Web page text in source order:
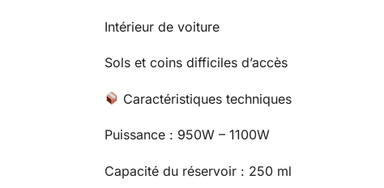
Intérieur de voiture
Sols et coins difficiles d’accès
Caractéristiques techniques
Puissance : 950W – 1100W
Capacité du réservoir : 250 ml